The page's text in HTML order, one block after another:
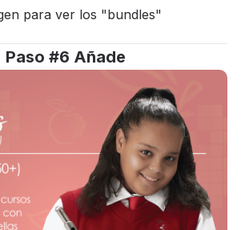
para ver los "bundles"
Paso #6 Añade